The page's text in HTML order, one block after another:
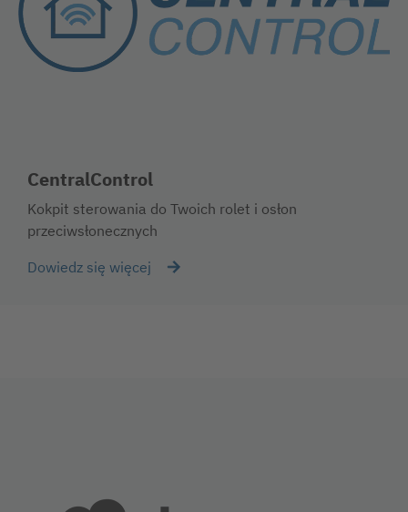
CentralControl
Kokpit sterowania do Twoich rolet i osłon
przeciwsłonecznych
Dowiedz się więcej